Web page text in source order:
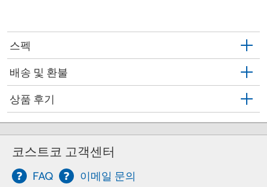
스펙
배송 및 환불
상품 후기
코스트코 고객센터
FAQ 이메일 문의